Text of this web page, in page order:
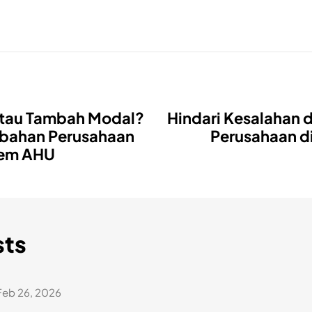
Tambah Modal?
Perusahaan
AHU
Hindari Kesalahan
Perusahaan
26, 2026